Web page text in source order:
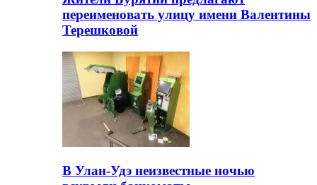
переименовать улицу имени Валентины
Терешковой
В Улан-Удэ неизвестные ночью